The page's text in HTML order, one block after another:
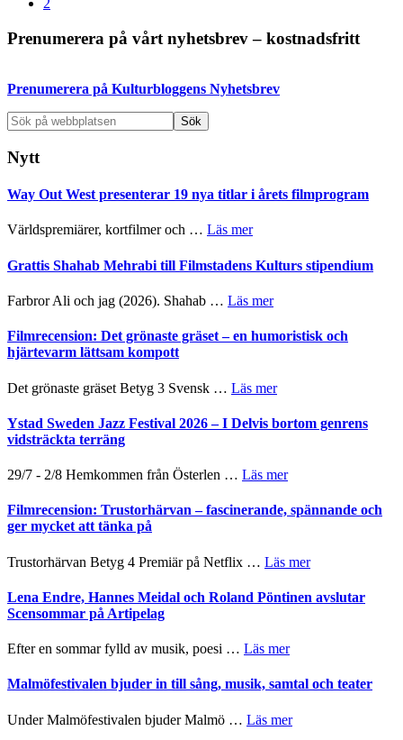
Primärt
Prenumerera på vårt nyhetsbrev – kostnadsfritt
Prenumerera på Kulturbloggens Nyhetsbrev
Sök
på
webbplatsen
Nytt
Way Out West presenterar 19 nya titlar i årets filmprogram
Världspremiärer, kortfilmer och … Läs merom
Out
19
titlar
filmprogram
Grattis Shahab Mehrabi till Filmstadens Kulturs stipendium
Farbror Ali och jag (2026). Shahab … Läs merom
Shahab
Kulturs
Filmrecension: Det grönaste gräset – en humoristisk och
hjärtevarm lättsam kompott
Det grönaste gräset Betyg 3 Svensk … Läs merom
Det
grönaste
en
och
kompott
Ystad Sweden Jazz Festival 2026 – I Delvis bortom genrens
vidsträckta terräng
29/7 - 2/8 Hemkommen från Österlen … Läs merom
Sweden
Jazz
–
Delvis
vidsträckta
Filmrecension: Trustorhärvan – fascinerande, spännande och
ger mycket att tänka på
Trustorhärvan Betyg 4 Premiär på Netflix … Läs merom
Trustorhärvan
mycket
Lena Endre, Hannes Meidal och Roland Pöntinen avslutar
Scensommar på Artipelag
Efter en sommar fylld av musik, poesi … Läs merom
Endre,
och
Malmöfestivalen bjuder in till sång, musik, samtal och teater
Under Malmöfestivalen bjuder Malmö … Läs merom